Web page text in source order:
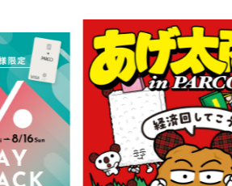
ニュース
レストラン・カフェ
TAX FREE
PARCOメンバーズ
한국어
ภาษาไทย
日本語